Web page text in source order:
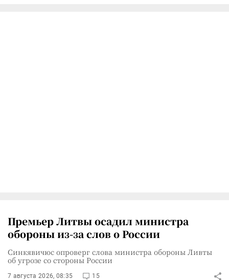
Премьер Литвы осадил министра
обороны из-за слов о России
Синкявичюс опроверг слова министра обороны Ливты
об угрозе со стороны России
7 августа 2026, 08:35 15